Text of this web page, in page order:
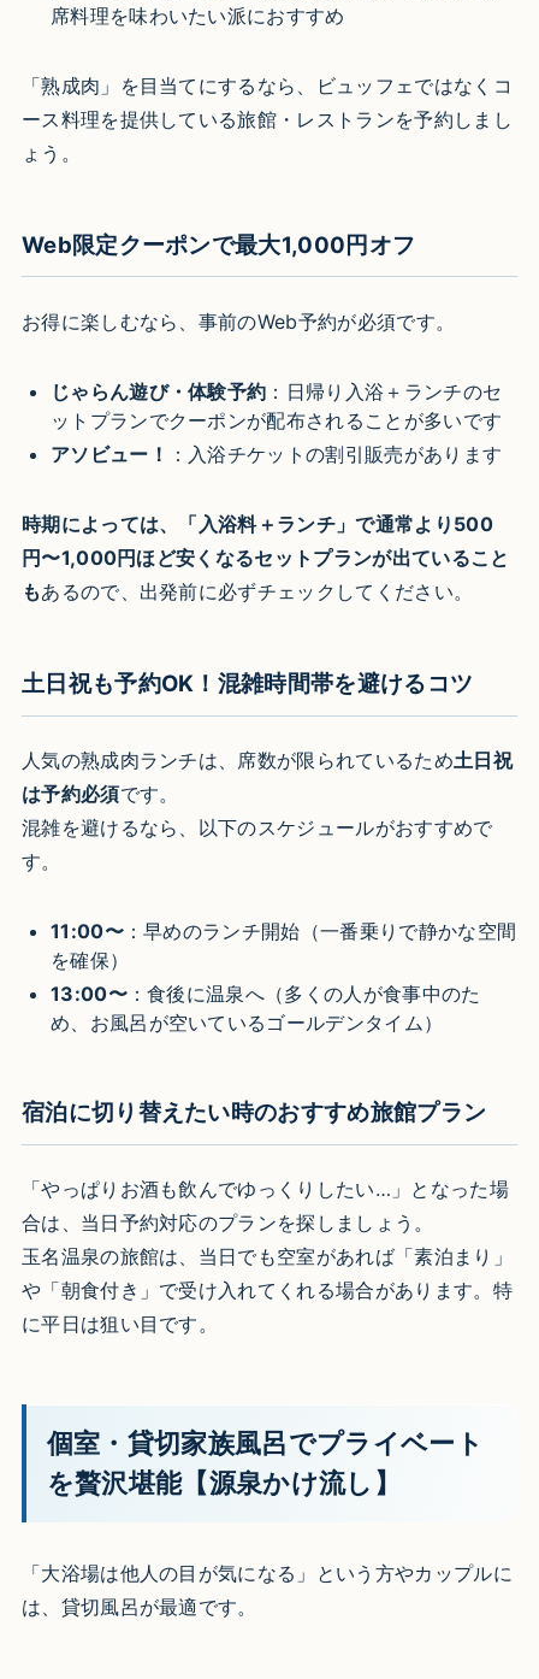
席料理を味わいたい派におすすめ
「熟成肉」を目当てにするなら、ビュッフェではなくコ
ース料理を提供している旅館・レストランを予約しまし
ょう。
Web限定クーポンで最大1,000円オフ
お得に楽しむなら、事前のWeb予約が必須です。
じゃらん遊び・体験予約 ：日帰り入浴＋ランチのセ
ットプランでクーポンが配布されることが多いです
アソビュー！
：入浴チケットの割引販売があります
時期によっては、「入浴料＋ランチ」で通常より500
円〜1,000円ほど安くなるセットプランが出ていること
もあるので、出発前に必ずチェックしてください。
土日祝も予約OK！混雑時間帯を避けるコツ
人気の熟成肉ランチは、席数が限られているため土日祝
は予約必須です。
混雑を避けるなら、以下のスケジュールがおすすめで
す。
11:00〜：早めのランチ開始（一番乗りで静かな空間
を確保）
13:00〜：食後に温泉へ（多くの人が食事中のた
め、お風呂が空いているゴールデンタイム）
宿泊に切り替えたい時のおすすめ旅館プラン
「やっぱりお酒も飲んでゆっくりしたい…」となった場
合は、当日予約対応のプランを探しましょう。
玉名温泉の旅館は、当日でも空室があれば「素泊まり」
や「朝食付き」で受け入れてくれる場合があります。特
に平日は狙い目です。
個室・貸切家族風呂でプライベート
を贅沢堪能【源泉かけ流し】
「大浴場は他人の目が気になる」という方やカップルに
は、貸切風呂が最適です。